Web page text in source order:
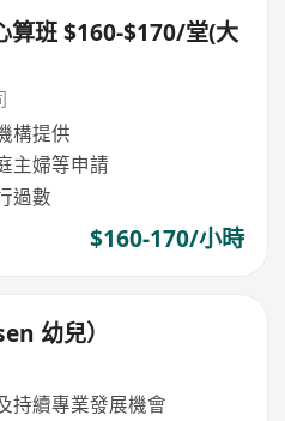
算班 $160-$170/堂(大
構提供
主婦等申請
過數
$160-170/小時
幼兒）
持續專業發展機會